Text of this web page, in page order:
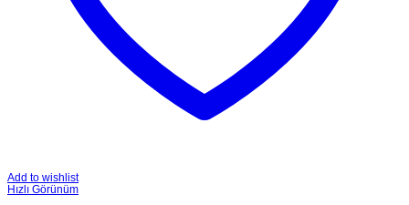
Add to wishlist
Hızlı Görünüm